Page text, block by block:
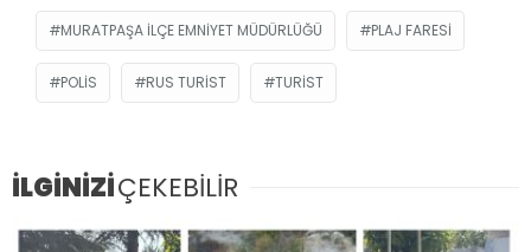
MURATPAŞA İLÇE EMNIYET MÜDÜRLÜĞÜ PLAJ FARESI
POLIS RUS TURIST TURIST
İLGİNİZİÇEKEBİLİR